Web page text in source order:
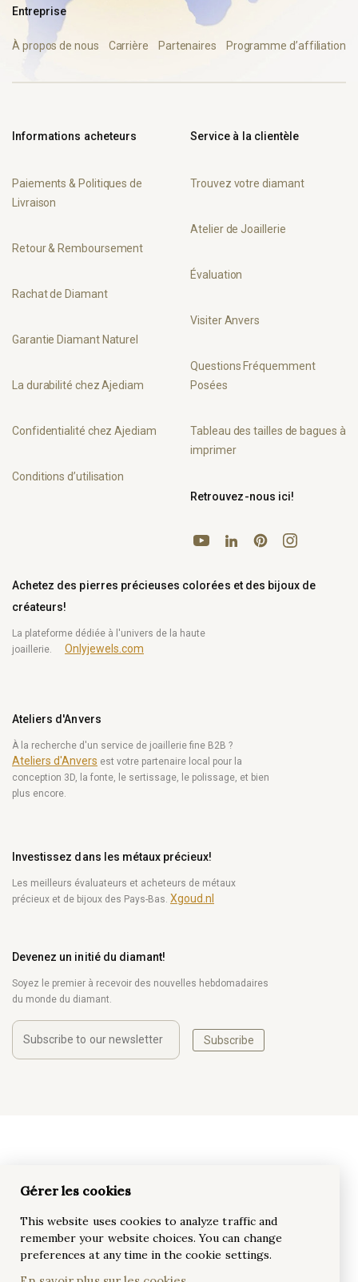
Entreprise
À propos de nous Carrière Partenaires Programme d’affiliation
Informations acheteurs
Paiements & Politiques de
Livraison
Retour & Remboursement
Rachat de Diamant
Garantie Diamant Naturel
La durabilité chez Ajediam
Confidentialité chez Ajediam
Conditions d’utilisation
Service à la clientèle
Trouvez votre diamant
Atelier de Joaillerie
Évaluation
Visiter Anvers
Questions Fréquemment
Posées
Tableau des tailles de bagues à
imprimer
Achetez des pierres précieuses colorées et des bijoux de
créateurs!
La plateforme dédiée à l'univers de la haute
joaillerie.
Onlyjewels.com
Ateliers d'Anvers
À la recherche d'un service de joaillerie fine B2B ?
Ateliers d'Anvers est votre partenaire local pour la
conception 3D, la fonte, le sertissage, le polissage, et bien
plus encore.
Investissez dans les métaux précieux!
Les meilleurs évaluateurs et acheteurs de métaux
précieux et de bijoux des Pays-Bas. Xgoud.nl
Devenez un initié du diamant!
Soyez le premier à recevoir des nouvelles hebdomadaires
du monde du diamant.
Subscribe
Retrouvez-nous ici!
YouTubeLinkedInPinterestInstagram
Gérer les cookies
This website uses cookies to analyze traffic and
remember your website choices. You can change
preferences at any time in the cookie settings.